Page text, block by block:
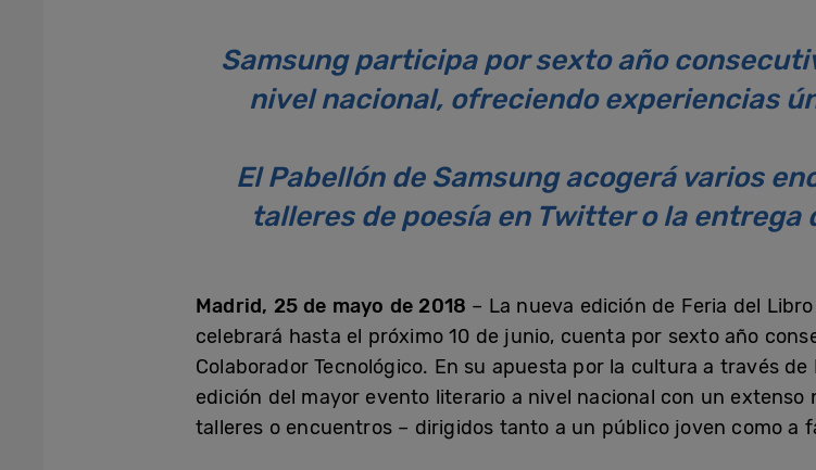
Samsung participa por sexto año
nivel nacional, ofreciendo experiencias
El Pabellón de Samsung acogerá varios
talleres de poesía en Twitter o la entrega
Madrid, 25 de mayo de 2018 – La nueva edición de Feria del
celebrará hasta el próximo 10 de junio, cuenta por sexto año
Colaborador Tecnológico. En su apuesta por la cultura a través
edición del mayor evento literario a nivel nacional con un
talleres o encuentros – dirigidos tanto a un público joven como a